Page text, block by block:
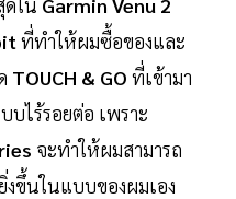
ที่ทำให้ผมซื้อของและ
TOUCH & GO ที่เข้ามา
บไร้รอยต่อ เพราะ
จะทำให้ผมสามารถ
ขึ้นในแบบของผมเอง